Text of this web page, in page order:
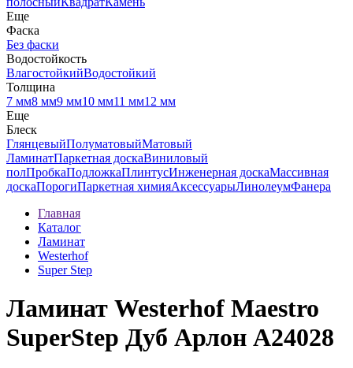
Еще
Фаска
Без фаски
Водостойкость
ВлагостойкийВодостойкий
Толщина
7 мм8 мм9 мм10 мм11 мм12 мм
Еще
Блеск
ГлянцевыйПолуматовыйМатовый
ЛаминатПаркетная доскаВиниловый
полПробкаПодложкаПлинтусИнженерная доскаМассивная
доскаПорогиПаркетная химияАксессуарыЛинолеумФанера
Главная
Каталог
Ламинат
Westerhof
Super Step
Ламинат Westerhof Maestro
SuperStep Дуб Арлон A24028